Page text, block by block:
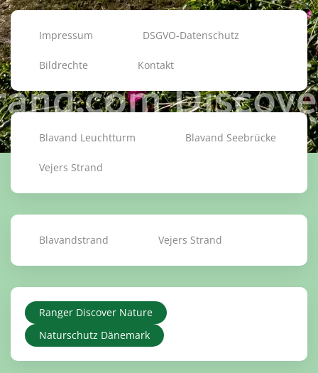
Impressum DSGVO-Datenschutz
Bildrechte Kontakt
Blavand Leuchtturm Blavand Seebrücke
Vejers Strand
Blavandstrand Vejers Strand
Ranger Discover Nature
Naturschutz Dänemark